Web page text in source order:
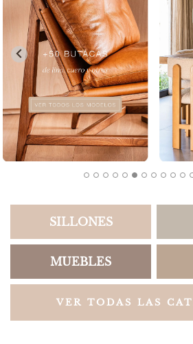
SILLONES
MUEBLES
VER TODAS LAS